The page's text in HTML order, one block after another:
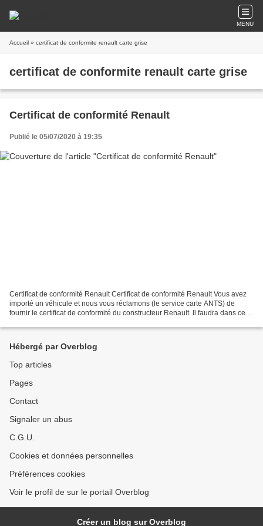
MENU
Accueil » certificat de conformite renault carte grise
certificat de conformite renault carte grise
Certificat de conformité Renault
Publié le 05/07/2020 à 19:35
Certificat de conformité Renault Certificat de conformité Renault Vous avez
importé un véhicule et nous vous réclamons (le service carte ANTS) de
fournir le certificat de conformité du constructeur Renault. Il faudra dans ce
Hébergé par Overblog
Top articles
Pages
Contact
Signaler un abus
C.G.U.
Cookies et données personnelles
Préférences cookies
Voir le profil de sur le portail Overblog
Créer un blog sur Overblog